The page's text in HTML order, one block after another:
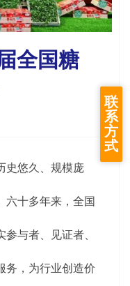
全国糖
史悠久、规模庞
十多年来， 全国
与者、见证者、
务，为行业创造价
联
系
方
式